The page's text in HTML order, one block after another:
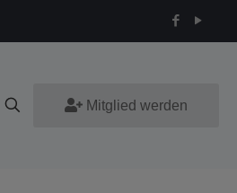
Mitglied werden